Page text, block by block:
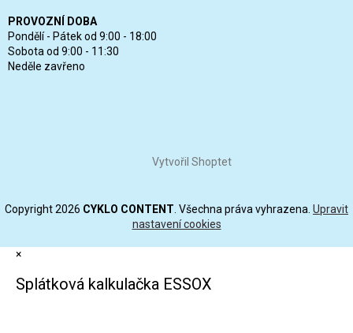
PROVOZNÍ DOBA
Pondělí - Pátek od 9:00 - 18:00
Sobota od 9:00 - 11:30
Neděle zavřeno
Vytvořil Shoptet
Copyright 2026 CYKLO CONTENT . Všechna práva vyhrazena. Upravit
nastavení cookies
×
Splátková kalkulačka ESSOX